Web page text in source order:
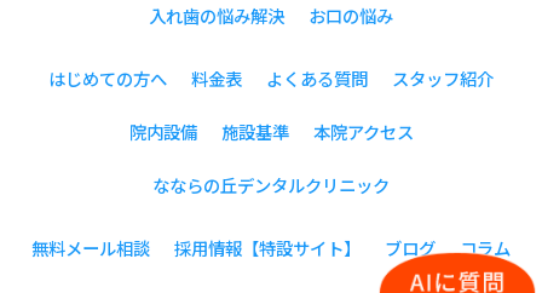
入れ歯の悩み解決 お口の悩み
はじめての方へ 料金表 よくある質問 スタッフ紹介
院内設備 施設基準 本院アクセス
なならの丘デンタルクリニック
無料メール相談 採用情報【特設サイト】 ブログ コラム